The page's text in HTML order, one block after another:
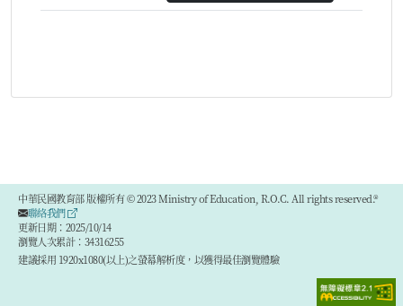
中華民國教育部 版權所有 © 2023 Ministry of Education, R.O.C. All rights reserved.®
聯絡我們
更新日期：2025/10/14
瀏覽人次累計：34316255
建議採用 1920x1080(以上)之螢幕解析度，以獲得最佳瀏覽體驗